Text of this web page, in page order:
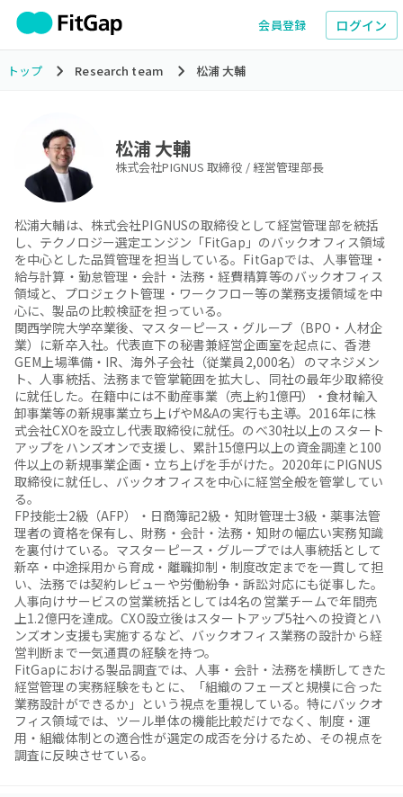
会員登録 ログイン
トップ Research team 松浦 大輔
松浦 大輔
株式会社PIGNUS 取締役 / 経営管理部長
松浦大輔は、株式会社PIGNUSの取締役として経営管理部を統括
し、テクノロジー選定エンジン「FitGap」のバックオフィス領域
を中心とした品質管理を担当している。FitGapでは、人事管理・
給与計算・勤怠管理・会計・法務・経費精算等のバックオフィス
領域と、プロジェクト管理・ワークフロー等の業務支援領域を中
心に、製品の比較検証を担っている。
関西学院大学卒業後、マスターピース・グループ（BPO・人材企
業）に新卒入社。代表直下の秘書兼経営企画室を起点に、香港
GEM上場準備・IR、海外子会社（従業員2,000名）のマネジメン
ト、人事統括、法務まで管掌範囲を拡大し、同社の最年少取締役
に就任した。在籍中には不動産事業（売上約1億円）・食材輸入
卸事業等の新規事業立ち上げやM&Aの実行も主導。2016年に株
式会社CXOを設立し代表取締役に就任。のべ30社以上のスタート
アップをハンズオンで支援し、累計15億円以上の資金調達と100
件以上の新規事業企画・立ち上げを手がけた。2020年にPIGNUS
取締役に就任し、バックオフィスを中心に経営全般を管掌してい
る。
FP技能士2級（AFP）・日商簿記2級・知財管理士3級・薬事法管
理者の資格を保有し、財務・会計・法務・知財の幅広い実務知識
を裏付けている。マスターピース・グループでは人事統括として
新卒・中途採用から育成・離職抑制・制度改定までを一貫して担
い、法務では契約レビューや労働紛争・訴訟対応にも従事した。
人事向けサービスの営業統括としては4名の営業チームで年間売
上1.2億円を達成。CXO設立後はスタートアップ5社への投資とハ
ンズオン支援も実施するなど、バックオフィス業務の設計から経
営判断まで一気通貫の経験を持つ。
FitGapにおける製品調査では、人事・会計・法務を横断してきた
経営管理の実務経験をもとに、「組織のフェーズと規模に合った
業務設計ができるか」という視点を重視している。特にバックオ
フィス領域では、ツール単体の機能比較だけでなく、制度・運
用・組織体制との適合性が選定の成否を分けるため、その視点を
調査に反映させている。